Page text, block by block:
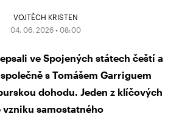
VOJTĚCH KRISTEN
04. 06. 2026 • 08:00
ve Spojených státech čeští a
s Tomášem Garriguem
dohodu. Jeden z klíčových
vzniku samostatného